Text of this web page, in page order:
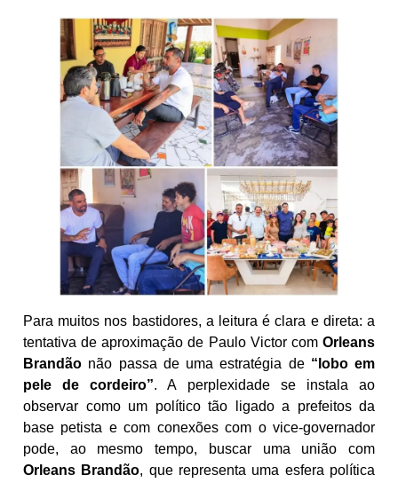
Para muitos nos bastidores, a leitura é clara e direta: a
tentativa de aproximação de Paulo Victor com Orleans
Brandão não passa de uma estratégia de “lobo em
pele de cordeiro”. A perplexidade se instala ao
observar como um político tão ligado a prefeitos da
base petista e com conexões com o vice-governador
pode, ao mesmo tempo, buscar uma união com
Orleans Brandão, que representa uma esfera política